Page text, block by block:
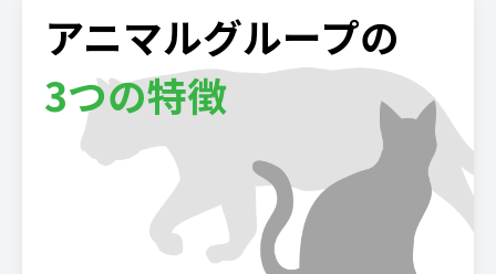
アニマルグループの
3つの特徴